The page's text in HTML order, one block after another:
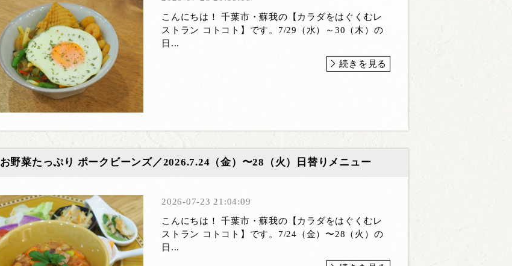
こんにちは！ 千葉市・蘇我の【カラダをはぐくむレ
ストラン コトコト】です。7/29（水）～30（木）の
日...
続きを見る
お野菜たっぷり ポークビーンズ／2026.7.24（金）〜28（火）日替りメニュー
2026-07-23 21:04:09
こんにちは！ 千葉市・蘇我の【カラダをはぐくむレ
ストラン コトコト】です。7/24（金）〜28（火）の
日...